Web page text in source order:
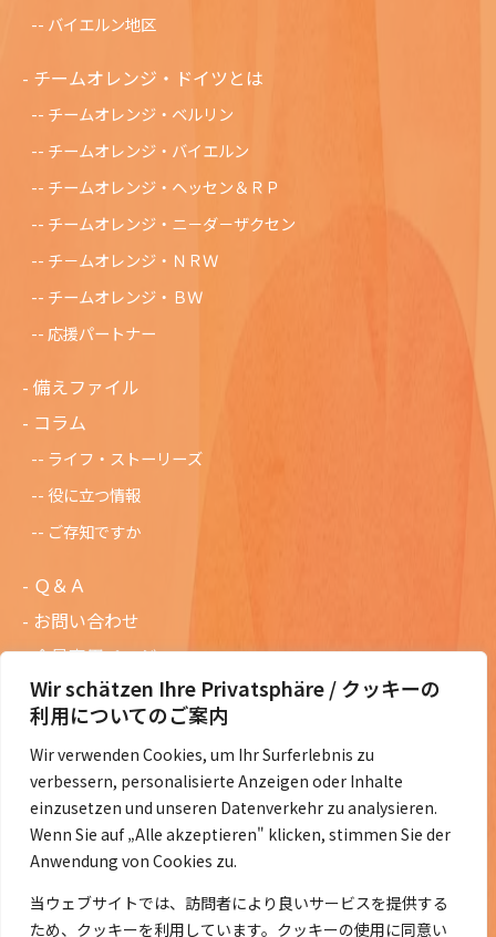
Wir schätzen Ihre Privatsphäre / クッキーの
利用についてのご案内
Wir verwenden Cookies, um Ihr Surferlebnis zu
verbessern, personalisierte Anzeigen oder Inhalte
einzusetzen und unseren Datenverkehr zu analysieren.
Wenn Sie auf „Alle akzeptieren" klicken, stimmen Sie der
Anwendung von Cookies zu.
当ウェブサイトでは、訪問者により良いサービスを提供する
ため、クッキーを利用しています。クッキーの使用に同意い
バイエルン地区
チームオレンジ・ドイツとは
チームオレンジ・ベルリン
チームオレンジ・バイエルン
チームオレンジ・ヘッセン＆ＲＰ
チームオレンジ・ニ－ダ－ザクセン
チ－ムオレンジ・ＮＲＷ
チームオレンジ・ＢＷ
応援パートナー
備えファイル
コラム
ライフ・ストーリーズ
役に立つ情報
ご存知ですか
Ｑ＆Ａ
お問い合わせ
会員専用ページ
ニュースレターバックナンバー
過去の講演資料
総会議事録
定款・会費規定など
コラムの紹介
コラム一覧